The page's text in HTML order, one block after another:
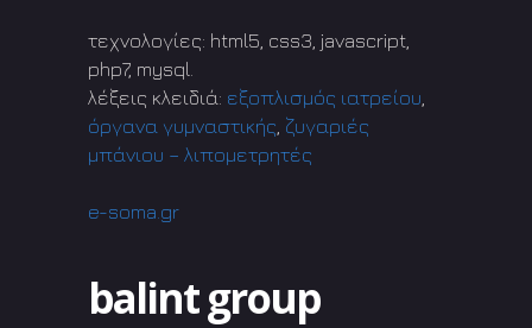
τεχνολογίες: html5, css3, javascript,
php7, mysql.
λέξεις κλειδιά: εξοπλισμός ιατρείου,
όργανα γυμναστικής, ζυγαριές
μπάνιου – λιπομετρητές
e-soma.gr
balint group